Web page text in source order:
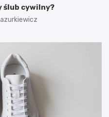
ślub cywilny?